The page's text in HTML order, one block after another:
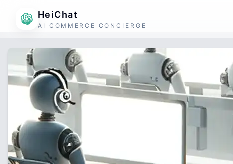
HeiChat
AI COMMERCE CONCIERGE